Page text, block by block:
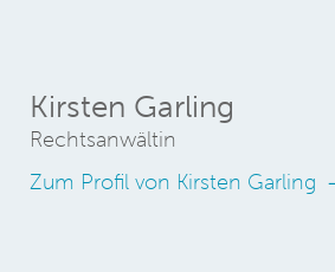
Kirsten Garling
Rechtsanwältin
Zum Profil von Kirsten Garling